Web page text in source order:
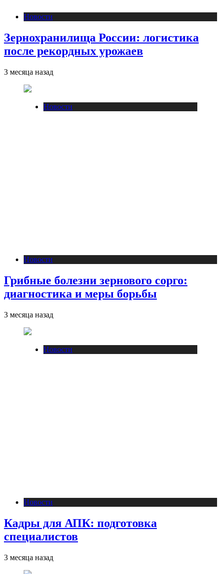
Новости
Зернохранилища России: логистика
после рекордных урожаев
3 месяца назад
Новости
Новости
Грибные болезни зернового сорго:
диагностика и меры борьбы
3 месяца назад
Новости
Новости
Кадры для АПК: подготовка
специалистов
3 месяца назад